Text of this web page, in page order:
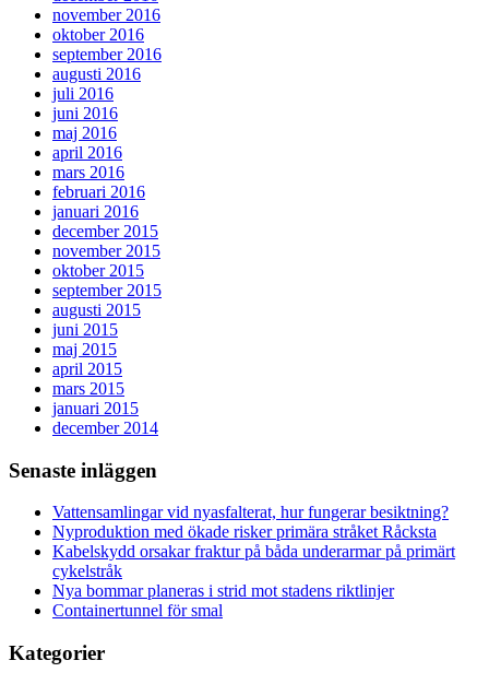
november 2016
oktober 2016
september 2016
augusti 2016
juli 2016
juni 2016
maj 2016
april 2016
mars 2016
februari 2016
januari 2016
december 2015
november 2015
oktober 2015
september 2015
augusti 2015
juni 2015
maj 2015
april 2015
mars 2015
januari 2015
december 2014
Senaste inläggen
Vattensamlingar vid nyasfalterat, hur fungerar besiktning?
Nyproduktion med ökade risker primära stråket Råcksta
Kabelskydd orsakar fraktur på båda underarmar på primärt
cykelstråk
Nya bommar planeras i strid mot stadens riktlinjer
Containertunnel för smal
Kategorier